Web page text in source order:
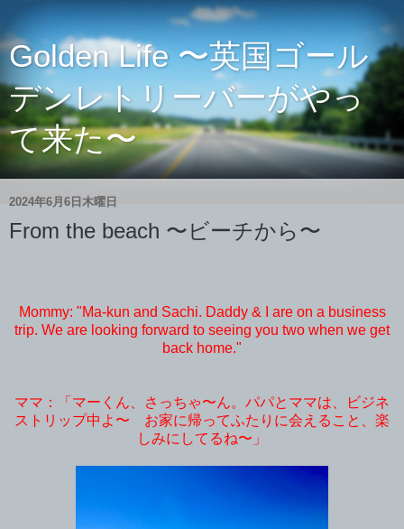
Golden Life 〜英国ゴール
デンレトリーバーがやっ
て来た〜
2024年6月6日木曜日
From the beach 〜ビーチから〜
Mommy: "Ma-kun and Sachi. Daddy & I are on a business
trip. We are looking forward to seeing you two when we get
back home."
ママ：「マーくん、さっちゃ〜ん。パパとママは、ビジネ
ストリップ中よ〜 お家に帰ってふたりに会えること、楽
しみにしてるね〜」